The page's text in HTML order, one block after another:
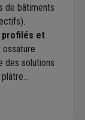
de bâtiments
profilés et
ossature
des solutions
plâtre…